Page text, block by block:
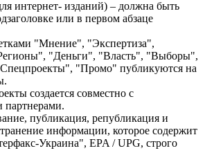
интернет- изданий) – должна быть
или в первом абзаце
"Мнение", "Экспертиза",
"Деньги", "Власть", "Выборы",
"Промо" публикуются на
создается совместно с
партнерами.
публикация, републикация и
информации, которое содержит
Украина", EPA / UPG, строго